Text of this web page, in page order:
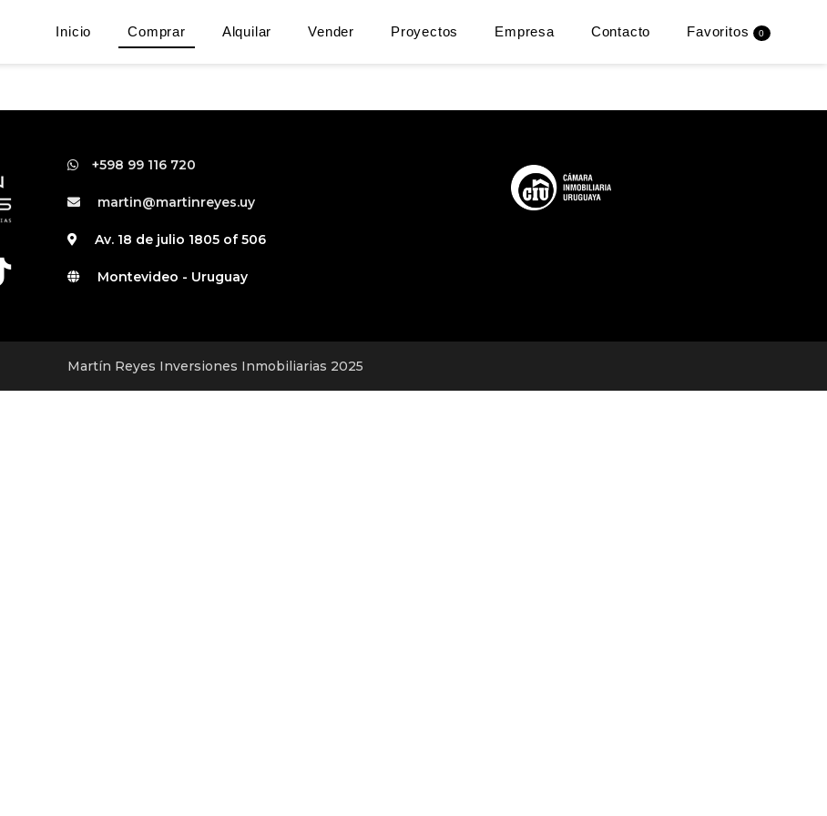
Inicio Comprar Alquilar Vender Proyectos Empresa Contacto Favoritos 0
+598 99 116 720
martin@martinreyes.uy
Av. 18 de julio 1805 of 506
Montevideo - Uruguay
Martín Reyes Inversiones Inmobiliarias 2025